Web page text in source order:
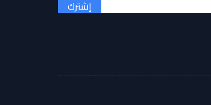
إشترك